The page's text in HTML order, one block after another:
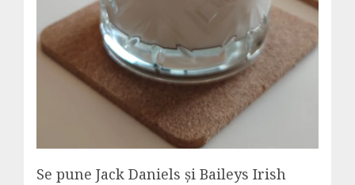
Se pune Jack Daniels și Baileys Irish